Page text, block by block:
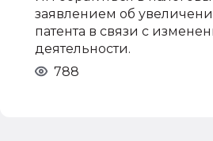
заявлением об
патента в связи с
деятельности.
788